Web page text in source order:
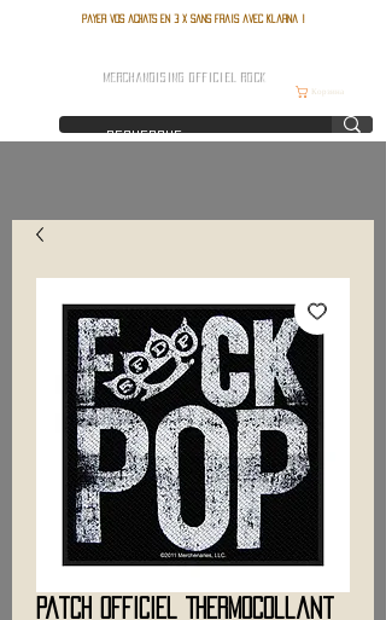
Payer vos achats en 3 x sans frais avec Klarna !
Корзина
MERCHANDISING OFFICIEL ROCK
Patch Officiel Thermocollant